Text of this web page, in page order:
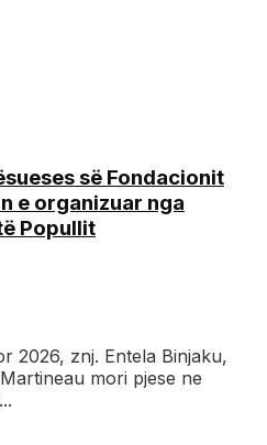
së Fondacionit
e organizuar nga
Popullit
2026, znj. Entela Binjaku,
mori pjese ne